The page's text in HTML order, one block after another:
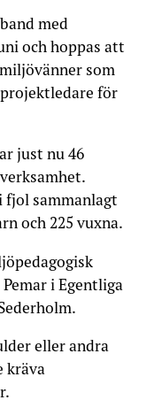
med
och hoppas att
som
för
just nu 46
fjol sammanlagt
och 225 vuxna.
i Egentliga
eller andra
kräva